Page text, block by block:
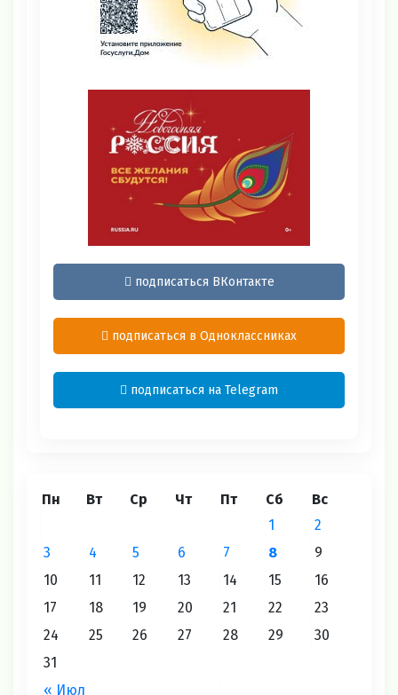
подписаться ВКонтакте
подписаться в Одноклассниках
подписаться на Telegram
Пн Вт Ср Чт Пт Сб Вс
« Июл
1
2
3
4 5 6 7 8
9
10
11 12 13 14 15
16
17
18 19 20 21 22
23
24
25 26 27 28 29
30
31